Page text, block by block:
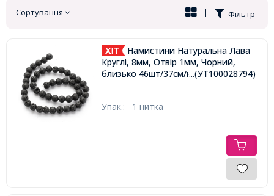
Сортування Фільтр
|
Намистини Натуральна Лава
Круглі, 8мм, Отвір 1мм, Чорний,
близько 46шт/37см/нитка,...(УТ100028794)
Упак.: 1 нитка